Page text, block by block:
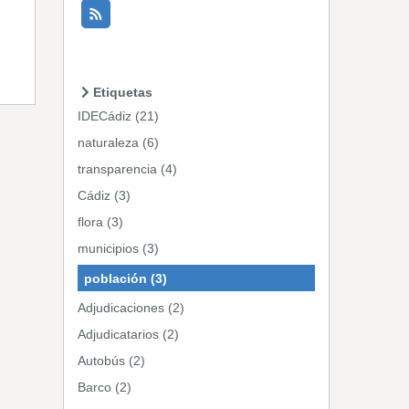
Etiquetas
IDECádiz (21)
naturaleza (6)
transparencia (4)
Cádiz (3)
flora (3)
municipios (3)
población (3)
Adjudicaciones (2)
Adjudicatarios (2)
Autobús (2)
Barco (2)